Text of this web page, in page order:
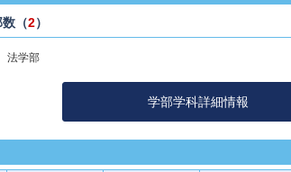
（2）
法学部
学部学科詳細情報